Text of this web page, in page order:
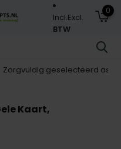
Incl.Excl.
BTW
0
assortiment
Kaart,